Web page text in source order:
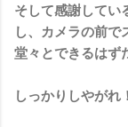
そして感謝してい
し、カメラの前で
堂々とできるはず
しっかりしやがれ